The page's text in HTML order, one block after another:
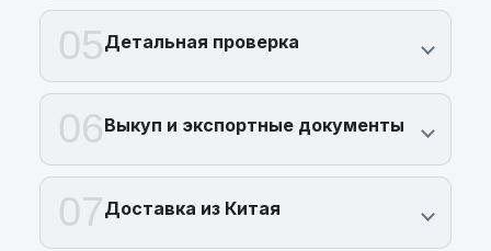
05Детальная проверка
06Выкуп и экспортные документы
07Доставка из Китая